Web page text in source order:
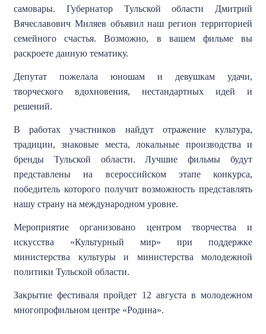
самовары. Губернатор Тульской области Дмитрий
Вячеславович Миляев объявил наш регион территорией
семейного счастья. Возможно, в вашем фильме вы
раскроете данную тематику.
Депутат пожелала юношам и девушкам удачи,
творческого вдохновения, нестандартных идей и
решений.
В работах участников найдут отражение культура,
традиции, знаковые места, локальные производства и
бренды Тульской области. Лучшие фильмы будут
представлены на всероссийском этапе конкурса,
победитель которого получит возможность представлять
нашу страну на международном уровне.
Мероприятие организовано центром творчества и
искусства «Культурный мир» при поддержке
министерства культуры и министерства молодежной
политики Тульской области.
Закрытие фестиваля пройдет 12 августа в молодежном
многопрофильном центре «Родина».